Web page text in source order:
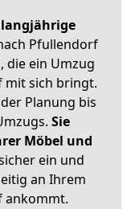
langjährige
Pfullendorf
die ein Umzug
mit sich bringt.
Planung bis
Sie
Möbel und
ein und
an Ihrem
ankommt.